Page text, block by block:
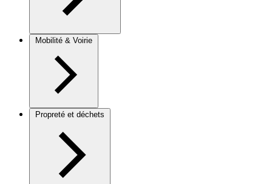
Mobilité & Voirie
Propreté et déchets